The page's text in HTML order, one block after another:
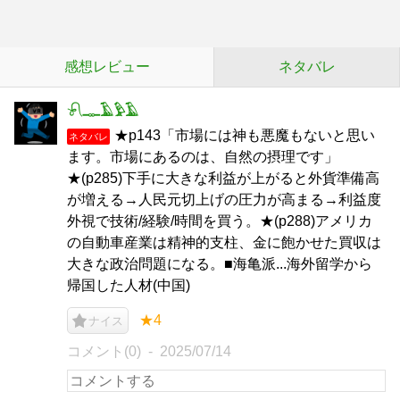
感想レビュー ネタバレ
𓍯𓊃𓄿𓅱𓄿
ネタバレ
★p143「市場には神も悪魔もないと思い
ます。市場にあるのは、自然の摂理です」
★(p285)下手に大きな利益が上がると外貨準備高
が増える→人民元切上げの圧力が高まる→利益度
外視で技術/経験/時間を買う。★(p288)アメリカ
の自動車産業は精神的支柱、金に飽かせた買収は
大きな政治問題になる。■海亀派...海外留学から
帰国した人材(中国)
ナイス ★4
コメント(0) 2025/07/14